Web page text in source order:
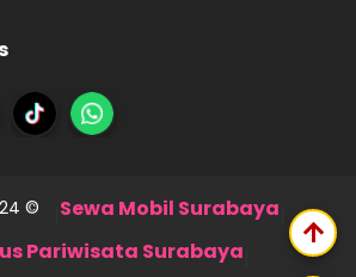
arrow_upward
© Sewa Mobil Surabaya
Pariwisata Surabaya